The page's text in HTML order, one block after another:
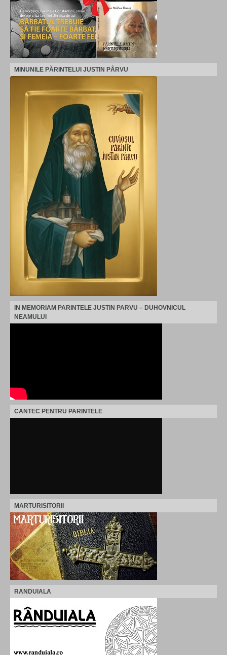
MINUNILE PĂRINTELUI JUSTIN PÂRVU
IN MEMORIAM PARINTELE JUSTIN PARVU – DUHOVNICUL
NEAMULUI
CANTEC PENTRU PARINTELE
MARTURISITORII
RANDUIALA